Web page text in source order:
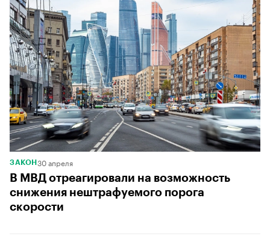
ЗАКОН 30 апреля
В МВД отреагировали на возможность
снижения нештрафуемого порога
скорости